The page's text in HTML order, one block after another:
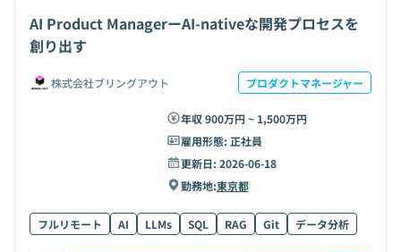
AI Product ManagerーAI-nativeな開発プロセスを
創り出す
株式会社ブリングアウト プロダクトマネージャー
年収 900万円 ~ 1,500万円
雇用形態: 正社員
更新日: 2026-06-18
勤務地:東京都
フルリモート AI LLMs SQL RAG Git データ分析